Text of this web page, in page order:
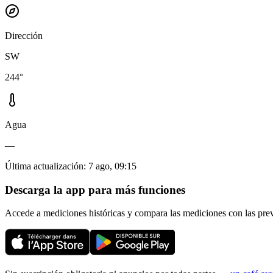
Dirección
SW
244°
Agua
—
Última actualización: 7 ago, 09:15
Descarga la app para más funciones
Accede a mediciones históricas y compara las mediciones con las